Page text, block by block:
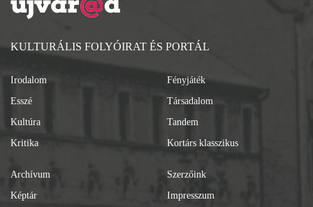
KULTURÁLIS FOLYÓIRAT ÉS PORTÁL
Irodalom
Esszé
Kultúra
Kritika
Fényjáték
Társadalom
Tandem
Kortárs klasszikus
Archívum
Képtár
Szerzőink
Impresszum